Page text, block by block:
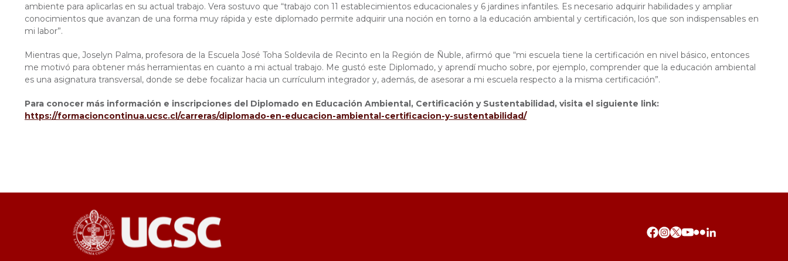
ambiente para aplicarlas en su actual trabajo. Vera sostuvo que “trabajo con 11 establecimientos educacionales y 6 jardines infantiles. Es necesario adquirir habilidades y ampliar
conocimientos que avanzan de una forma muy rápida y este diplomado permite adquirir una noción en torno a la educación ambiental y certificación, los que son indispensables en
mi labor”.
Mientras que, Joselyn Palma, profesora de la Escuela José Toha Soldevila de Recinto en la Región de Ñuble, afirmó que “mi escuela tiene la certificación en nivel básico, entonces
me motivó para obtener más herramientas en cuanto a mi actual trabajo. Me gustó este Diplomado, y aprendí mucho sobre, por ejemplo, comprender que la educación ambiental
es una asignatura transversal, donde se debe focalizar hacia un currículum integrador y, además, de asesorar a mi escuela respecto a la misma certificación”.
Para conocer más información e inscripciones del Diplomado en Educación Ambiental, Certificación y Sustentabilidad, visita el siguiente link:
https://formacioncontinua.ucsc.cl/carreras/diplomado-en-educacion-ambiental-certificacion-y-sustentabilidad/